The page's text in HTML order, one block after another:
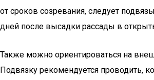
от сроков созревания, следует
дней после высадки рассады в
Также можно ориентироваться на
Подвязку рекомендуется проводить,